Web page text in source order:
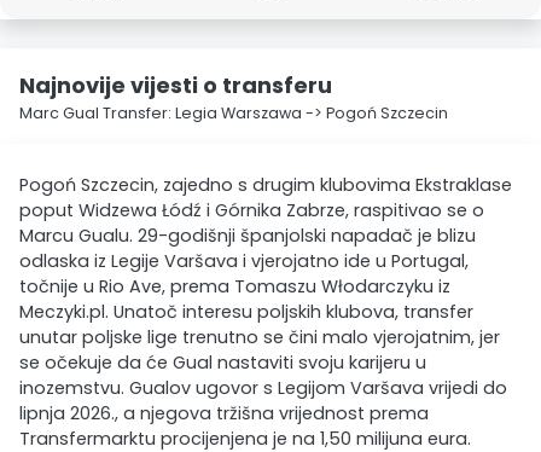
Najnovije vijesti o transferu
Marc Gual Transfer: Legia Warszawa -> Pogoń Szczecin
Pogoń Szczecin, zajedno s drugim klubovima Ekstraklase
poput Widzewa Łódź i Górnika Zabrze, raspitivao se o
Marcu Gualu. 29-godišnji španjolski napadač je blizu
odlaska iz Legije Varšava i vjerojatno ide u Portugal,
točnije u Rio Ave, prema Tomaszu Włodarczyku iz
Meczyki.pl. Unatoč interesu poljskih klubova, transfer
unutar poljske lige trenutno se čini malo vjerojatnim, jer
se očekuje da će Gual nastaviti svoju karijeru u
inozemstvu. Gualov ugovor s Legijom Varšava vrijedi do
lipnja 2026., a njegova tržišna vrijednost prema
Transfermarktu procijenjena je na 1,50 milijuna eura.